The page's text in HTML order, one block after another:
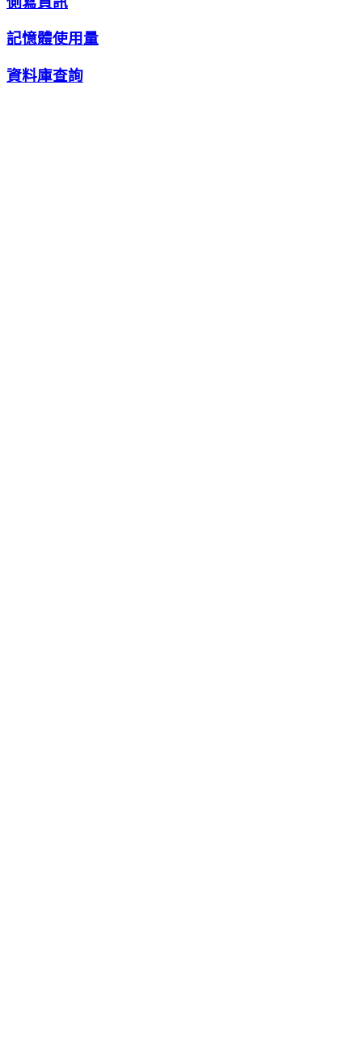
記憶體使用量
資料庫查詢